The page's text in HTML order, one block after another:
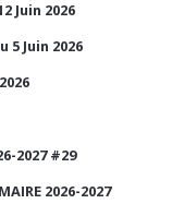
Juin 2026
5 Juin 2026
2027 #29
2026-2027